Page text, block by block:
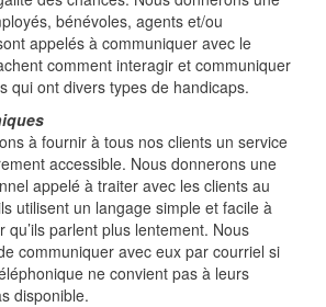
bénévoles, agents et/ou
appelés à communiquer avec le
comment interagir et communiquer
qui ont divers types de handicaps.
à fournir à tous nos clients un service
accessible. Nous donnerons une
appelé à traiter avec les clients au
utilisent un langage simple et facile à
qu’ils parlent plus lentement. Nous
communiquer avec eux par courriel si
ne convient pas à leurs
disponible.